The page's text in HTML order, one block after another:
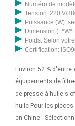
Numéro de
Tension: 220 V/
Puissance (W):
Dimension
Poids: Selon
Certification:
Environ 52 %
équipements de
de presse à huile
huile Pour les
en Chine -